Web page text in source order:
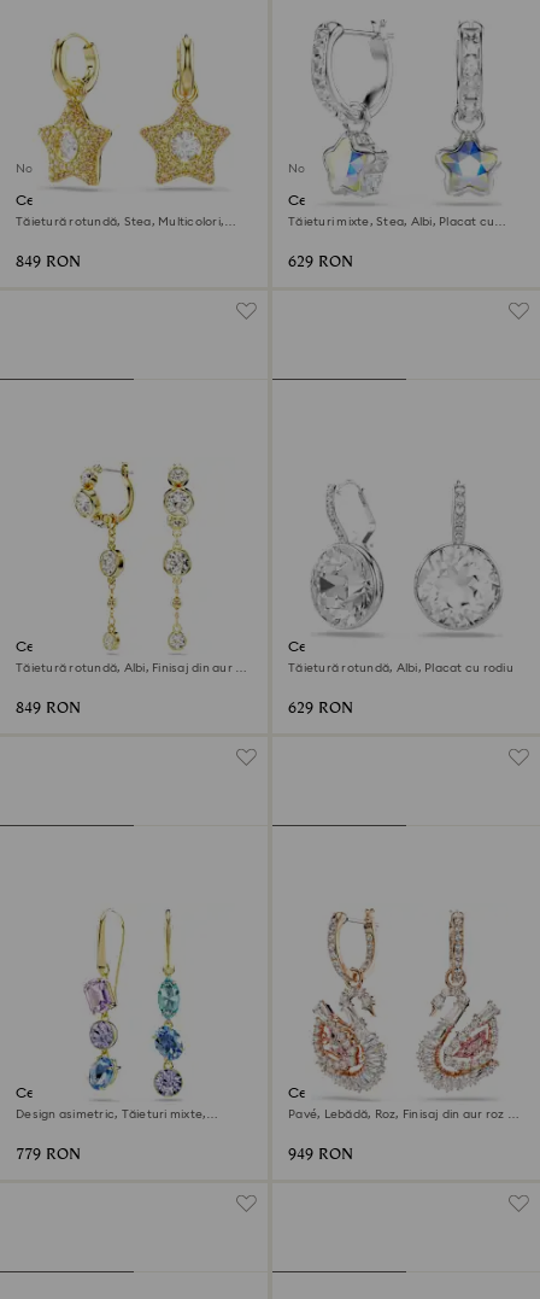
Nou
Cercei cu drop Sublima
Tăietură rotundă, Stea, Multicolori,
849 RON
Nou
Cercei cu drop Chroma
Tăieturi mixte, Stea, Albi, Placat cu
629 RON
Cercei cu drop Imber
Tăietură rotundă, Albi, Finisaj din aur de
849 RON
Cercei cu drop Millenia
Tăietură rotundă, Albi, Placat cu rodiu
629 RON
Cercei cu drop Gema
Design asimetric, Tăieturi mixte,
779 RON
Cercei cu drop Swan
Pavé, Lebădă, Roz, Finisaj din aur roz de
949 RON